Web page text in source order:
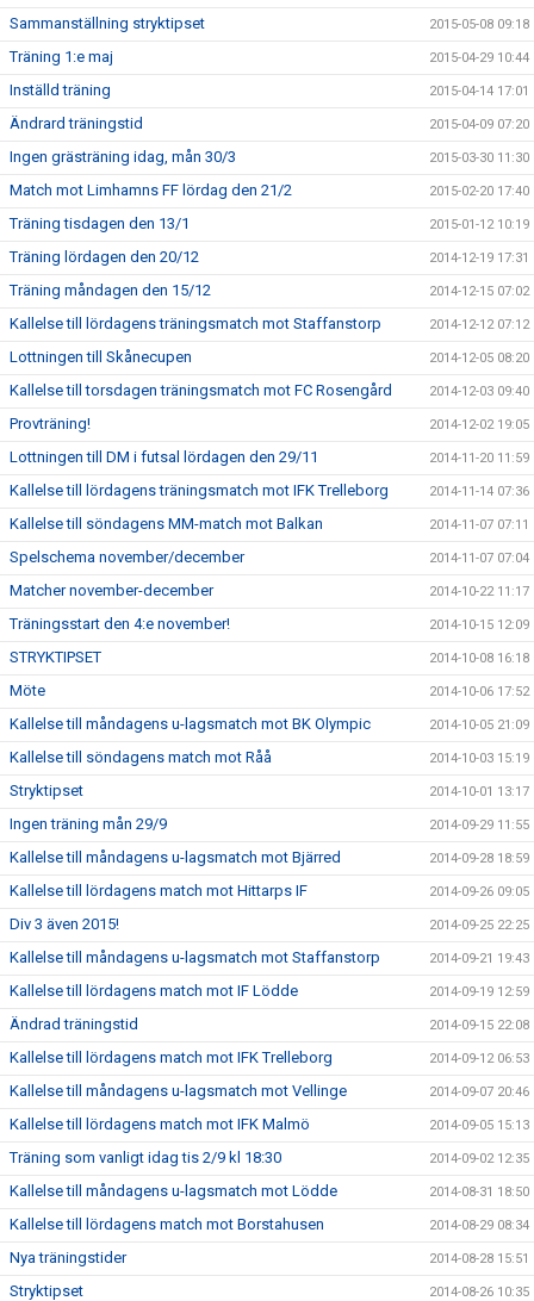
Sammanställning stryktipset 2015-05-08 09:18
Träning 1:e maj 2015-04-29 10:44
Inställd träning 2015-04-14 17:01
Ändrard träningstid 2015-04-09 07:20
Ingen grästräning idag, mån 30/3 2015-03-30 11:30
Match mot Limhamns FF lördag den 21/2 2015-02-20 17:40
Träning tisdagen den 13/1 2015-01-12 10:19
Träning lördagen den 20/12 2014-12-19 17:31
Träning måndagen den 15/12 2014-12-15 07:02
Kallelse till lördagens träningsmatch mot Staffanstorp 2014-12-12 07:12
Lottningen till Skånecupen 2014-12-05 08:20
Kallelse till torsdagen träningsmatch mot FC Rosengård 2014-12-03 09:40
Provträning! 2014-12-02 19:05
Lottningen till DM i futsal lördagen den 29/11 2014-11-20 11:59
Kallelse till lördagens träningsmatch mot IFK Trelleborg 2014-11-14 07:36
Kallelse till söndagens MM-match mot Balkan 2014-11-07 07:11
Spelschema november/december 2014-11-07 07:04
Matcher november-december 2014-10-22 11:17
Träningsstart den 4:e november! 2014-10-15 12:09
STRYKTIPSET 2014-10-08 16:18
Möte 2014-10-06 17:52
Kallelse till måndagens u-lagsmatch mot BK Olympic 2014-10-05 21:09
Kallelse till söndagens match mot Råå 2014-10-03 15:19
Stryktipset 2014-10-01 13:17
Ingen träning mån 29/9 2014-09-29 11:55
Kallelse till måndagens u-lagsmatch mot Bjärred 2014-09-28 18:59
Kallelse till lördagens match mot Hittarps IF 2014-09-26 09:05
Div 3 även 2015! 2014-09-25 22:25
Kallelse till måndagens u-lagsmatch mot Staffanstorp 2014-09-21 19:43
Kallelse till lördagens match mot IF Lödde 2014-09-19 12:59
Ändrad träningstid 2014-09-15 22:08
Kallelse till lördagens match mot IFK Trelleborg 2014-09-12 06:53
Kallelse till måndagens u-lagsmatch mot Vellinge 2014-09-07 20:46
Kallelse till lördagens match mot IFK Malmö 2014-09-05 15:13
Träning som vanligt idag tis 2/9 kl 18:30 2014-09-02 12:35
Kallelse till måndagens u-lagsmatch mot Lödde 2014-08-31 18:50
Kallelse till lördagens match mot Borstahusen 2014-08-29 08:34
Nya träningstider 2014-08-28 15:51
Stryktipset 2014-08-26 10:35